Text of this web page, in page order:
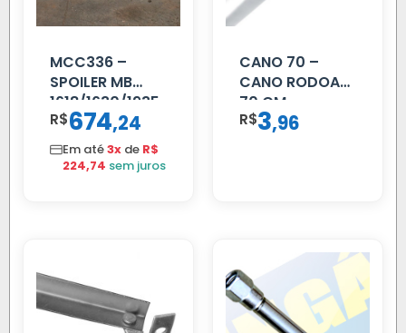
MCC336 –
SPOILER MB
1618/1630/1935
04 FAR
C/BIGOD
R$674,24
Em até3x de R$
224,74 sem juros
CANO 70 –
CANO RODOAR
70 CM
R$3,96